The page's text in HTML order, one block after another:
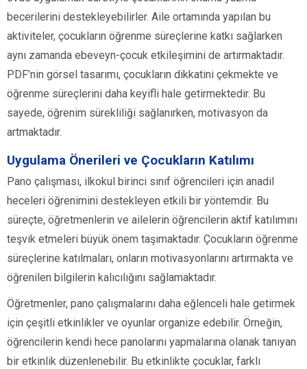
becerilerini destekleyebilirler. Aile ortamında yapılan bu
aktiviteler, çocukların öğrenme süreçlerine katkı sağlarken
aynı zamanda ebeveyn-çocuk etkileşimini de artırmaktadır.
PDF’nin görsel tasarımı, çocukların dikkatini çekmekte ve
öğrenme süreçlerini daha keyifli hale getirmektedir. Bu
sayede, öğrenim sürekliliği sağlanırken, motivasyon da
artmaktadır.
Uygulama Önerileri ve Çocukların Katılımı
Pano çalışması, ilkokul birinci sınıf öğrencileri için anadil
heceleri öğrenimini destekleyen etkili bir yöntemdir. Bu
süreçte, öğretmenlerin ve ailelerin öğrencilerin aktif katılımını
teşvik etmeleri büyük önem taşımaktadır. Çocukların öğrenme
süreçlerine katılmaları, onların motivasyonlarını artırmakta ve
öğrenilen bilgilerin kalıcılığını sağlamaktadır.
Öğretmenler, pano çalışmalarını daha eğlenceli hale getirmek
için çeşitli etkinlikler ve oyunlar organize edebilir. Örneğin,
öğrencilerin kendi hece panolarını yapmalarına olanak tanıyan
bir etkinlik düzenlenebilir. Bu etkinlikte çocuklar, farklı